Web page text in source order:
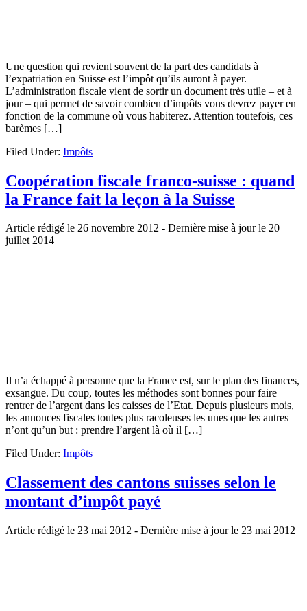
Une question qui revient souvent de la part des candidats à
l’expatriation en Suisse est l’impôt qu’ils auront à payer.
L’administration fiscale vient de sortir un document très utile – et à
jour – qui permet de savoir combien d’impôts vous devrez payer en
fonction de la commune où vous habiterez. Attention toutefois, ces
barèmes […]
Filed Under: Impôts
Coopération fiscale franco-suisse : quand
la France fait la leçon à la Suisse
Article rédigé le 26 novembre 2012 - Dernière mise à jour le 20
juillet 2014
Il n’a échappé à personne que la France est, sur le plan des finances,
exsangue. Du coup, toutes les méthodes sont bonnes pour faire
rentrer de l’argent dans les caisses de l’Etat. Depuis plusieurs mois,
les annonces fiscales toutes plus racoleuses les unes que les autres
n’ont qu’un but : prendre l’argent là où il […]
Filed Under: Impôts
Classement des cantons suisses selon le
montant d’impôt payé
Article rédigé le 23 mai 2012 - Dernière mise à jour le 23 mai 2012